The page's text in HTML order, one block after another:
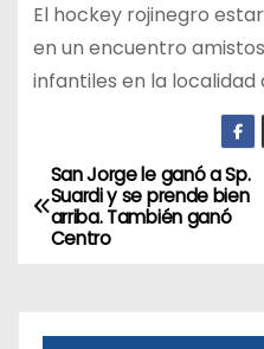
El hockey rojinegro
en un encuentro
infantiles en la localidad
N
a
e
San Jorge le ganó a Sp.
Suardi y se prende bien
arriba. También ganó
Centro